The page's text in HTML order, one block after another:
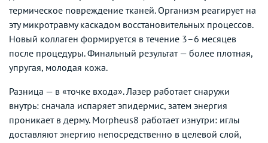
термическое повреждение тканей. Организм реагирует на
эту микротравму каскадом восстановительных процессов.
Новый коллаген формируется в течение 3–6 месяцев
после процедуры. Финальный результат — более плотная,
упругая, молодая кожа.
Разница — в «точке входа». Лазер работает снаружи
внутрь: сначала испаряет эпидермис, затем энергия
проникает в дерму. Morpheus8 работает изнутри: иглы
доставляют энергию непосредственно в целевой слой,